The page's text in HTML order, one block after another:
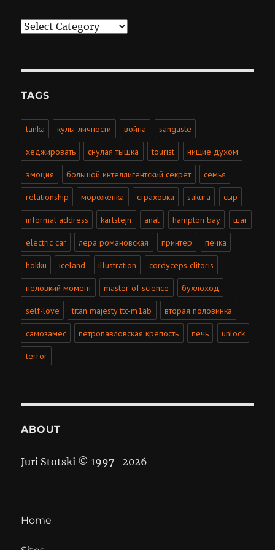
Categories
TAGS
tanka культ личности война sangaste
хеджировать снулая тышка tourist нищие духом
эмоция большой интеллигентский секрет семья
relationship мороженка страховка sakura сыр
informal address karlstejn anal hampton bay шаг
electric car лера романовская принтер печка
hokku iceland illustration cordyceps clitoris
неловкий момент master of science бухлоход
self-love titan majesty ttc-m1ab вторая половинка
самозамес петропавловская крепость печь unlock
terror
ABOUT
Juri Stotski © 1997–2026
Home